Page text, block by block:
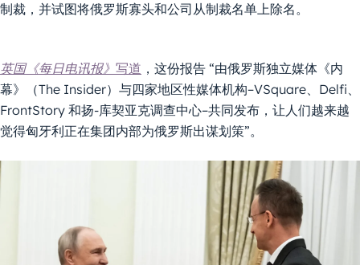
制裁，并试图将俄罗斯寡头和公司从制裁名单上除名。
英国《每日电讯报》 写道 ，这份报告 “由俄罗斯独立媒体《内
幕》（The Insider）与四家地区性媒体机构–VSquare、Delfi、
FrontStory 和扬-库契亚克调查中心–共同发布，让人们越来越
觉得匈牙利正在集团内部为俄罗斯出谋划策”。